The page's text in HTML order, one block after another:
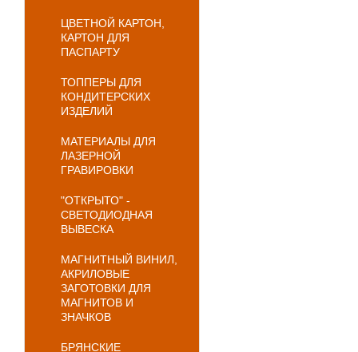
ЦВЕТНОЙ КАРТОН,
КАРТОН ДЛЯ
ПАСПАРТУ
ТОППЕРЫ ДЛЯ
КОНДИТЕРСКИХ
ИЗДЕЛИЙ
МАТЕРИАЛЫ ДЛЯ
ЛАЗЕРНОЙ
ГРАВИРОВКИ
"ОТКРЫТО" -
СВЕТОДИОДНАЯ
ВЫВЕСКА
МАГНИТНЫЙ ВИНИЛ,
АКРИЛОВЫЕ
ЗАГОТОВКИ ДЛЯ
МАГНИТОВ И
ЗНАЧКОВ
БРЯНСКИЕ